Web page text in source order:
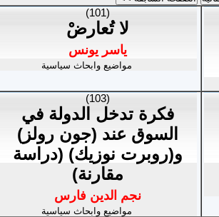
(101)
لا تُعارضْ
ياسر يونس
مواضيع وابحاث سياسية
(103)
فكرة تدخل الدولة في
السوق عند (جون رولز)
و(روبرت نوزيك) (دراسة
مقارنة)
نجم الدين فارس
مواضيع وابحاث سياسية